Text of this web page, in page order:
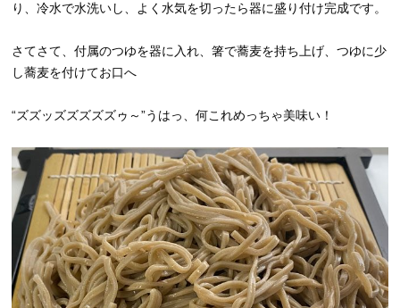
り、冷水で水洗いし、よく水気を切ったら器に盛り付け完成です。
さてさて、付属のつゆを器に入れ、箸で蕎麦を持ち上げ、つゆに少
し蕎麦を付けてお口へ
“ズズッズズズズズゥ～”うはっ、何これめっちゃ美味い！